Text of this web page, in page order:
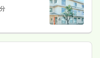
以上可
詳細を見る